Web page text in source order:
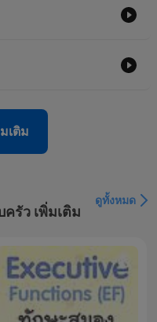
เติม
รัว เพิ่มเติม
ดูทั้งหมด